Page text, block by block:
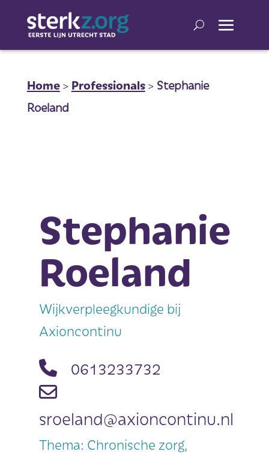
Home> Professionals> Stephanie
Roeland
Stephanie
Roeland
Wijkverpleegkundige bij
Axioncontinu
0613233732
sroeland@axioncontinu.nl
Thema: Chronische zorg,